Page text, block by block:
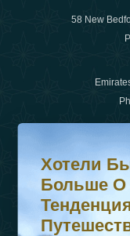
58 New
Хотели бы вы
Подпишитесь на
Хотели
Больше О